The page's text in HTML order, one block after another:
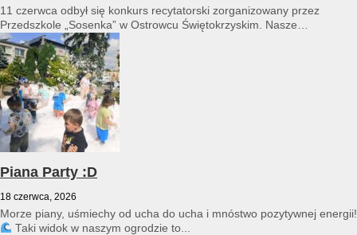
11 czerwca odbył się konkurs recytatorski zorganizowany przez
Przedszkole „Sosenka” w Ostrowcu Świętokrzyskim. Nasze
przedszkole reprezentował Franciszek Karpiński...
Piana Party :D
18 czerwca, 2026
Morze piany, uśmiechy od ucha do ucha i mnóstwo pozytywnej energii!
Taki widok w naszym ogrodzie to...